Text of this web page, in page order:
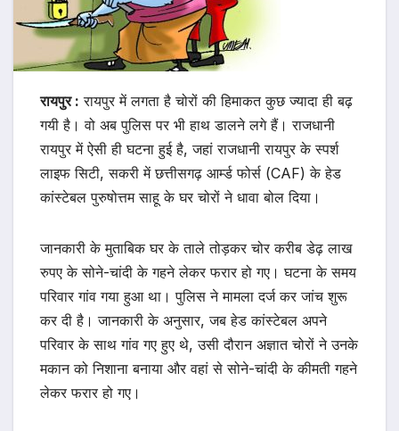
रायपुर : रायपुर में लगता है चोरों की हिमाकत कुछ ज्यादा ही बढ़
गयी है। वो अब पुलिस पर भी हाथ डालने लगे हैं। राजधानी
रायपुर में ऐसी ही घटना हुई है, जहां राजधानी रायपुर के स्पर्श
लाइफ सिटी, सकरी में छत्तीसगढ़ आर्म्ड फोर्स (CAF) के हेड
कांस्टेबल पुरुषोत्तम साहू के घर चोरों ने धावा बोल दिया।
जानकारी के मुताबिक घर के ताले तोड़कर चोर करीब डेढ़ लाख
रुपए के सोने-चांदी के गहने लेकर फरार हो गए। घटना के समय
परिवार गांव गया हुआ था। पुलिस ने मामला दर्ज कर जांच शुरू
कर दी है। जानकारी के अनुसार, जब हेड कांस्टेबल अपने
परिवार के साथ गांव गए हुए थे, उसी दौरान अज्ञात चोरों ने उनके
मकान को निशाना बनाया और वहां से सोने-चांदी के कीमती गहने
लेकर फरार हो गए।